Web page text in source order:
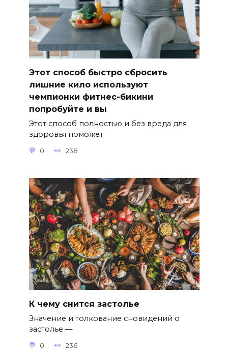
Этот способ быстро сбросить
лишние кило используют
чемпионки фитнес-бикини
попробуйте и вы
Этот способ полностью и без вреда для
здоровья поможет
0 238
К чему снится застолье
Значение и толкование сновидений о
застолье —
0 236